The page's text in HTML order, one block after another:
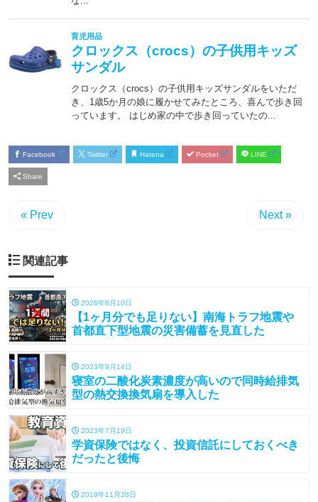
Facebook Twitter Hatena Pocket LINE
Share
« Prev Next »
関連記事
2026年6月10日
【1ヶ月分でも足りない】南海トラフ地震や
首都直下型地震の災害備蓄を見直した
2023年9月14日
寝室の二酸化炭素濃度が高いので同時給排気
型の熱交換換気扇を導入した
2023年7月19日
学資保険ではなく、投資信託にしておくべき
だったと後悔
2019年11月28日